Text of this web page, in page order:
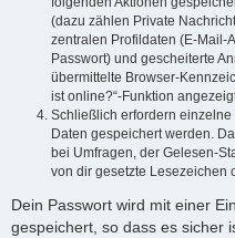
(dazu zählen Private
zentralen Profildaten (E-Mail-
Passwort) und gescheiterte
übermittelte Browser-
ist online?“-Funktion
Schließlich erfordern
Daten gespeichert werden.
bei Umfragen, der Gelesen-
von dir gesetzte Lesezeichen
Dein Passwort wird mit einer
gespeichert, so dass es sicher